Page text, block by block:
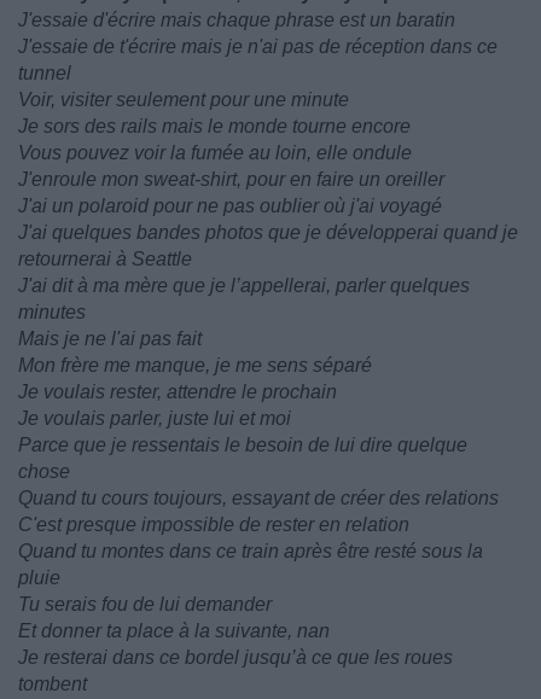
J'essaie d'écrire mais chaque phrase est un baratin
J'essaie de t'écrire mais je n'ai pas de réception dans ce
tunnel
Voir, visiter seulement pour une minute
Je sors des rails mais le monde tourne encore
Vous pouvez voir la fumée au loin, elle ondule
J'enroule mon sweat-shirt, pour en faire un oreiller
J'ai un polaroid pour ne pas oublier où j'ai voyagé
J'ai quelques bandes photos que je développerai quand je
retournerai à Seattle
J'ai dit à ma mère que je l’appellerai, parler quelques
minutes
Mais je ne l'ai pas fait
Mon frère me manque, je me sens séparé
Je voulais rester, attendre le prochain
Je voulais parler, juste lui et moi
Parce que je ressentais le besoin de lui dire quelque
chose
Quand tu cours toujours, essayant de créer des relations
C'est presque impossible de rester en relation
Quand tu montes dans ce train après être resté sous la
pluie
Tu serais fou de lui demander
Et donner ta place à la suivante, nan
Je resterai dans ce bordel jusqu’à ce que les roues
tombent